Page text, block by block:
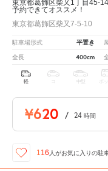
東京都葛飾区柴又1丁目45-
予約できてオススメ！
東京都葛飾区柴又7-5-10
駐車場形式 平置き
全長 400cm
軽 中型 ボ
¥620 / 24 時間
116 人がお気に入りの駐